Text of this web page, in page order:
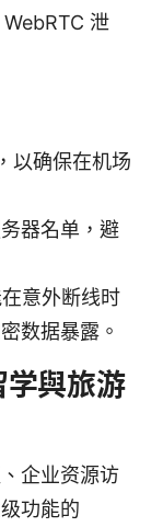
泄
以确保在机场
器名单，避
意外断线时
数据暴露。
與旅游
企业资源访
功能的